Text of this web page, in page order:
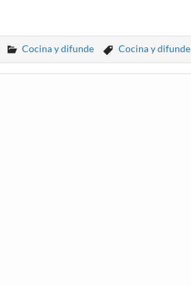
Cocina y difunde Cocina y difunde